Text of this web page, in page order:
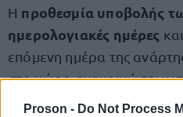
Proson - Do Not Process
Η προθεσμία υποβολής
ημερολογιακές ημέρες
επόμενη ημέρα της
στο χώρο ανακοινώσεων
καταστήματοςδηλαδή 13